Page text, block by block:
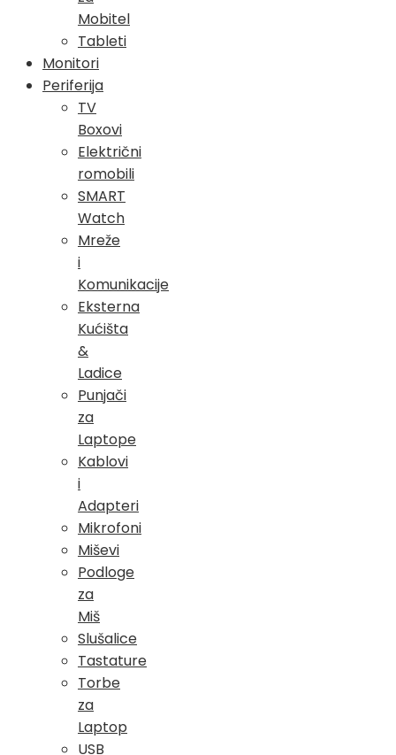
Mobitel
Tableti
Monitori
Periferija
TV
Boxovi
Električni
romobili
SMART
Watch
Mreže
i
Komunikacije
Eksterna
Kućišta
&
Ladice
Punjači
za
Laptope
Kablovi
i
Adapteri
Mikrofoni
Miševi
Podloge
za
Miš
Slušalice
Tastature
Torbe
za
Laptop
USB